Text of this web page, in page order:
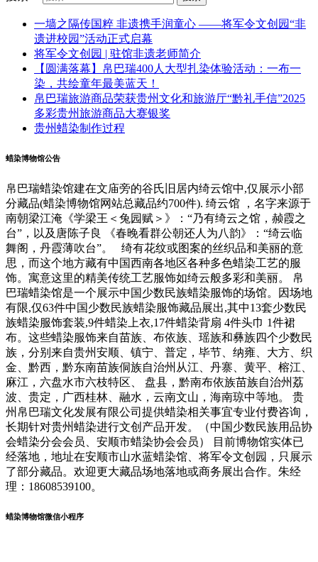
一墙之隔传国粹 非遗携手润童心 ——将军令文创园“非
遗进校园”活动正式启幕
将军令文创园 | 驻馆非遗老师简介
【圆满落幕】帛巴瑞400人大型扎染体验活动：一布一
染，共绘童年最美蓝天！
帛巴瑞旅游商品荣获贵州文化和旅游厅“黔礼手信”2025
多彩贵州旅游商品大赛银奖
贵州蜡染制作过程
蜡染博物馆公告
帛巴瑞蜡染馆建在文庙旁的谷氏旧居内绮云馆中,仅展示小部
分藏品(蜡染博物馆网站总藏品约700件). 绮云馆 ，名字来源于
南朝梁江淹《学梁王＜兔园赋＞》：“乃有绮云之馆，赪霞之
台”，以及唐陈子良 《春晚看群公朝还人为八韵》：“绮云临
舞阁，丹霞薄吹台”。 绮有花纹或图案的丝织品和美丽的意
思，而这个地方藏有中国西南各地区各种多色蜡染工艺的服
饰。寓意这里的精美传统工艺服饰如绮云般多彩和美丽。 帛
巴瑞蜡染馆是一个展示中国少数民族蜡染服饰的场馆。因场地
有限,仅63件中国少数民族蜡染服饰藏品展出,其中13套少数民
族蜡染服饰套装,9件蜡染上衣,17件蜡染背扇 4件头巾 1件裙
布。这些蜡染服饰来自苗族、布依族、瑶族和彝族四个少数民
族，分别来自贵州安顺、镇宁、普定，毕节、纳雍、大方、织
金、黔西，黔东南苗族侗族自治州从江、丹寨、黄平、榕江、
麻江，六盘水市六枝特区、 盘县，黔南布依族苗族自治州荔
波、贵定，广西桂林、融水，云南文山，海南琼中等地。 贵
州帛巴瑞文化发展有限公司提供蜡染相关事宜专业付费咨询，
长期针对贵州蜡染进行文创产品开发。（中国少数民族用品协
会蜡染分会会员、安顺市蜡染协会会员） 目前博物馆实体已
经落地，地址在安顺市山水蓝蜡染馆、将军令文创园，只展示
了部分藏品。欢迎更大藏品场地落地或商务展出合作。朱经
理：18608539100。
蜡染博物馆微信小程序